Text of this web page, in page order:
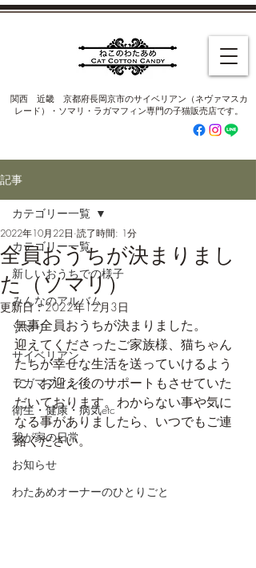
​関西 近畿 京都府長岡京市のサイベリアン（ネヴァマスカ
レード）・ソマリ・ラガマフィン専門の子猫販売店です。
記事
カテゴリー一覧
新しいおうちでの様子
みんなのアルバム
ソマリ
サイベリアン
ラガマフィン
衛生・健康・病気etc
我が家の日常
お知らせ
わたあめオーナーのひとりごと
カテゴリー一覧
全員おうちが決まりまし
た（ソマリ）
2022年10月22日 読了時間: 1分
更新日：2022年12月3日
無事全員おうちが決まりました。
迎えてくださったご家族様、猫ちゃん
たちが幸せな生活を送っていけるよう
に、お迎え後のサポートもさせていた
だいております。わからない事や気に
なる事がありましたら、いつでもご連
絡ください。